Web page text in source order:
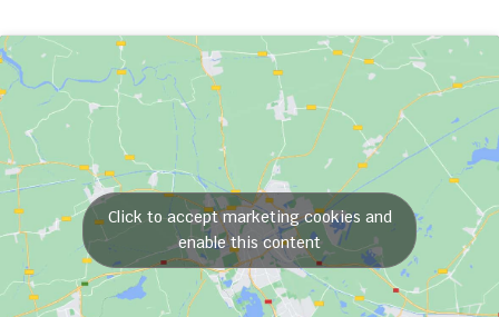
Click to accept marketing cookies and
enable this content